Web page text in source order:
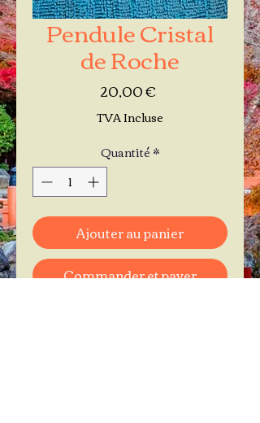
Pendule Cristal
de Roche
20,00 €Prix
TVA Incluse
Quantité*
Ajouter au panier
Commander et payer